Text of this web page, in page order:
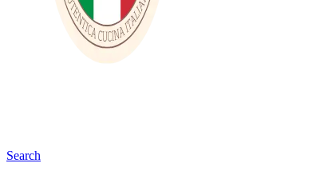
Search